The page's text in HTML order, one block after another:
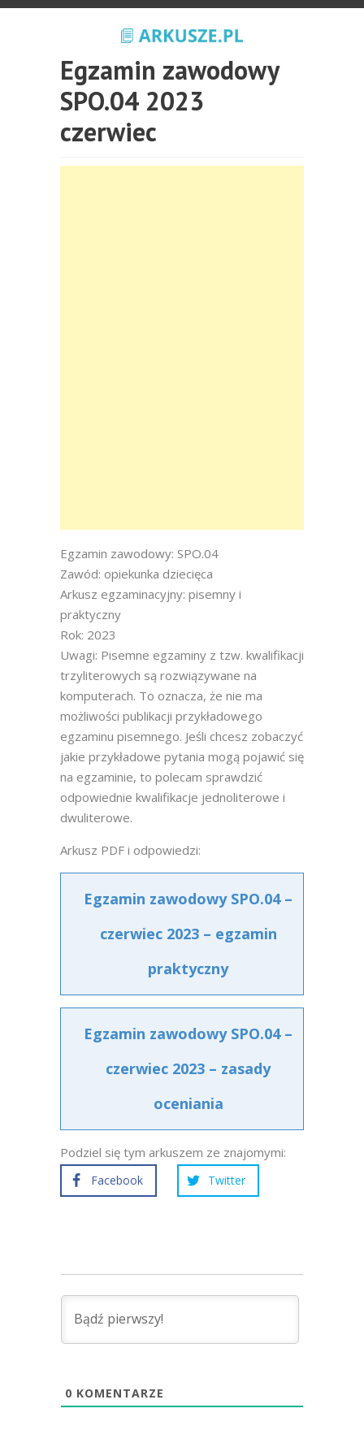
Egzamin zawodowy
SPO.04 2023
czerwiec
Egzamin zawodowy: SPO.04
Zawód: opiekunka dziecięca
Arkusz egzaminacyjny: pisemny i
praktyczny
Rok: 2023
Uwagi: Pisemne egzaminy z tzw. kwalifikacji
trzyliterowych są rozwiązywane na
komputerach. To oznacza, że nie ma
możliwości publikacji przykładowego
egzaminu pisemnego. Jeśli chcesz zobaczyć
jakie przykładowe pytania mogą pojawić się
na egzaminie, to polecam sprawdzić
odpowiednie kwalifikacje jednoliterowe i
dwuliterowe.
Arkusz PDF i odpowiedzi:
Egzamin zawodowy SPO.04 –
czerwiec 2023 – egzamin
praktyczny
Egzamin zawodowy SPO.04 –
czerwiec 2023 – zasady
oceniania
Podziel się tym arkuszem ze znajomymi:
Facebook Twitter
0 KOMENTARZE